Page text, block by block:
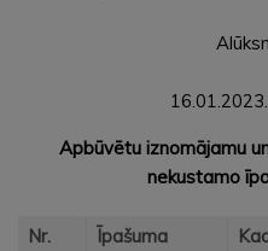
Apbūvētu iznomājamu
nekustamo
Nr.
Īpašuma